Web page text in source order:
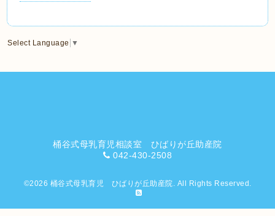
Select Language ▼
桶谷式母乳育児相談室 ひばりが丘助産院
042-430-2508
©2026 桶谷式母乳育児 ひばりが丘助産院. All Rights Reserved.